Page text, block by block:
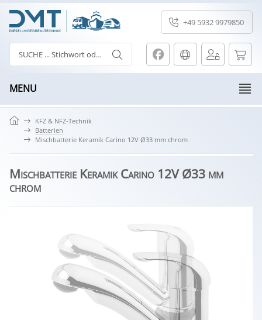
+49 5932 9979850
MENU
KFZ & NFZ-Technik
Batterien
Mischbatterie Keramik Carino 12V Ø33 mm chrom
Mischbatterie Keramik Carino 12V Ø33 mm
chrom